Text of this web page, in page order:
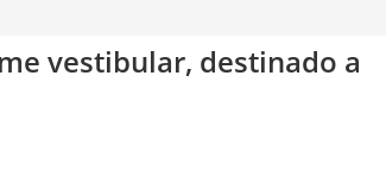
vestibular, destinado a